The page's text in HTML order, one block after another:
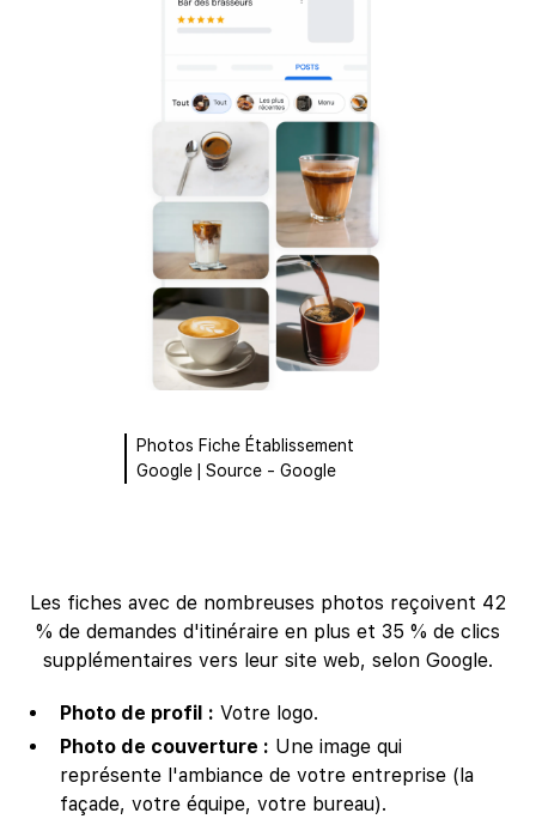
Photos Fiche Établissement
Google | Source - Google
Les fiches avec de nombreuses photos reçoivent 42
% de demandes d'itinéraire en plus et 35 % de clics
supplémentaires vers leur site web, selon Google.
Photo de profil : Votre logo.
Photo de couverture : Une image qui
représente l'ambiance de votre entreprise (la
façade, votre équipe, votre bureau).